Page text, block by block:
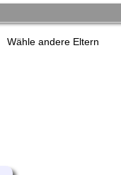
Wähle andere Eltern